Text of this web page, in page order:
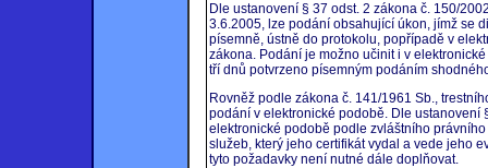
Dle ustanovení § 37 odst. 2 zákona č. 150/
3.6.2005, lze podání obsahující úkon, jímž se
písemně, ústně do protokolu, popřípadě v
zákona. Podání je možno učinit i v
tří dnů potvrzeno písemným podáním
Rovněž podle zákona č. 141/1961 Sb.,
podání v elektronické podobě. Dle ustanovení
elektronické podobě podle zvláštního
služeb, který jeho certifikát vydal a vede jeho
tyto požadavky není nutné dále doplňovat.